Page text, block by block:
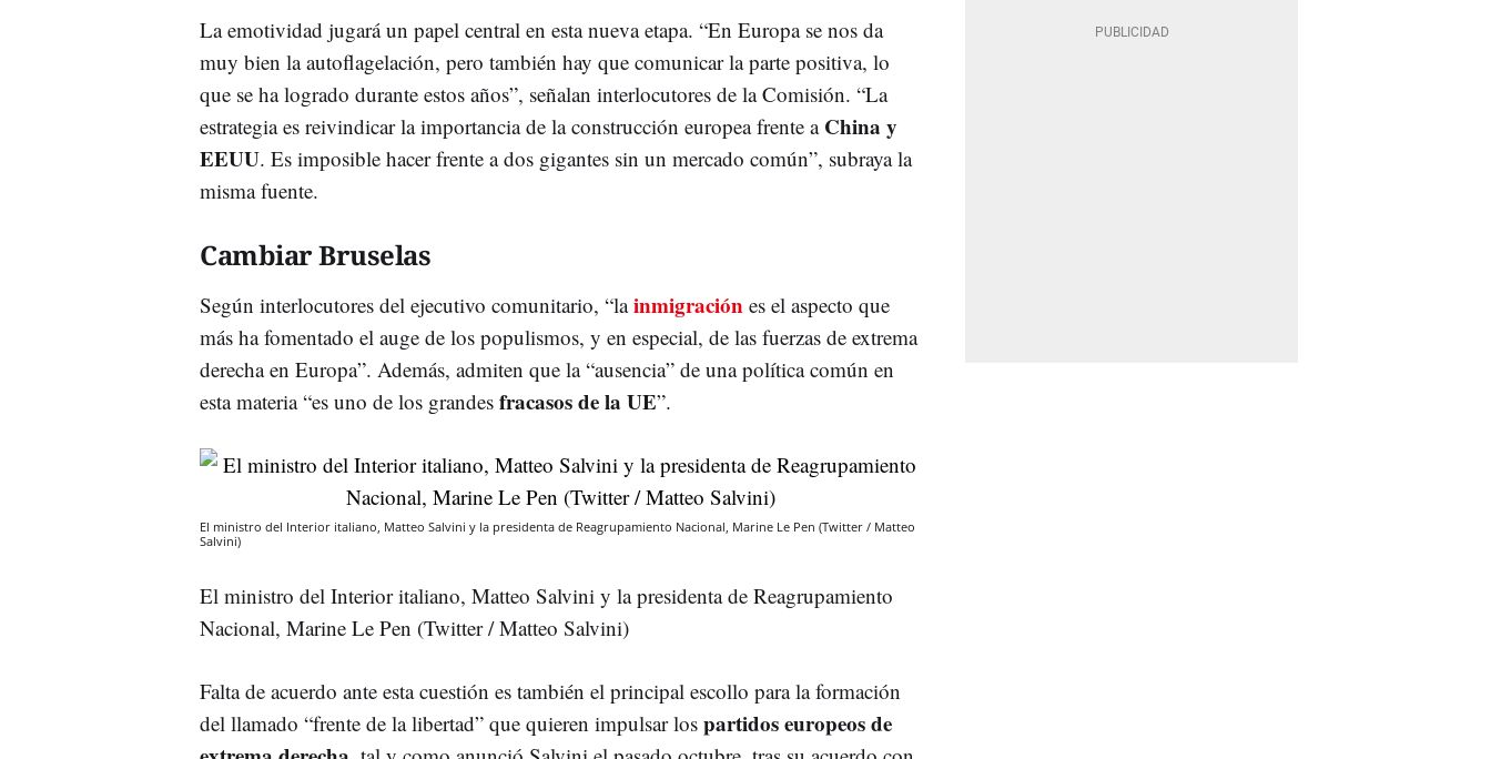
La emotividad jugará un papel central en esta nueva etapa. “En Europa se nos da
muy bien la autoflagelación, pero también hay que comunicar la parte positiva, lo
que se ha logrado durante estos años”, señalan interlocutores de la Comisión. “La
estrategia es reivindicar la importancia de la construcción europea frente a China y
EEUU. Es imposible hacer frente a dos gigantes sin un mercado común”, subraya la
misma fuente.
Cambiar Bruselas
Según interlocutores del ejecutivo comunitario, “lainmigración es el aspecto que
más ha fomentado el auge de los populismos, y en especial, de las fuerzas de extrema
derecha en Europa”. Además, admiten que la “ausencia” de una política común en
esta materia “es uno de los grandes fracasos de la UE”.
El ministro del Interior italiano, Matteo Salvini y la presidenta de Reagrupamiento Nacional, Marine Le Pen (Twitter / Matteo
Salvini)
El ministro del Interior italiano, Matteo Salvini y la presidenta de Reagrupamiento
Nacional, Marine Le Pen (Twitter / Matteo Salvini)
Falta de acuerdo ante esta cuestión es también el principal escollo para la formación
del llamado “frente de la libertad” que quieren impulsar los partidos europeos de